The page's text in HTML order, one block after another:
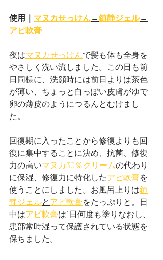
使用｜ マヌカせっけん →鎮静ジェル→
アピ軟膏
夜はマヌカせっけん で髪も体も全身を
やさしく洗い流しました。この日も前
日同様に、洗顔時には前日よりは茶色
が薄い、ちょっと白っぽい皮膚がゆで
卵の薄皮のようにつるんとむけまし
た。
回復期に入ったことから修復よりも回
復に集中することに決め、抗菌、修復
力の高いマヌカ30％クリームの代わり
に保湿、修復力に特化したアピ軟膏を
使うことにしました。お風呂上りは鎮
静ジェルと アピ軟膏をたっぷりと。日
中はアピ軟膏は1日何度も塗りなおし、
患部常時湿って保護されている状態を
保ちました。